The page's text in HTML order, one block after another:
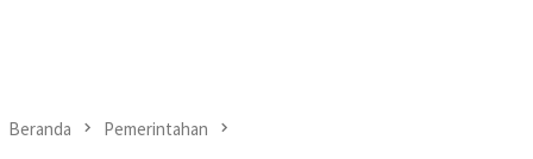
Beranda Pemerintahan